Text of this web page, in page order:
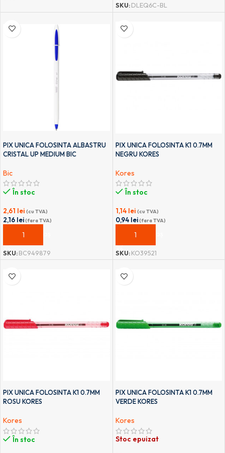
SKU:DLEQ6C-BL
PIX UNICA FOLOSINTA ALBASTRU
CRISTAL UP MEDIUM BIC
Bic
În stoc
2,61 lei (cu TVA)
2,16 lei(fara TVA)
ADAUGĂ ÎN COȘ
SKU:BC949879
PIX UNICA FOLOSINTA K1 0.7MM
NEGRU KORES
Kores
În stoc
1,14 lei (cu TVA)
0,94 lei(fara TVA)
ADAUGĂ ÎN COȘ
SKU:KO39521
PIX UNICA FOLOSINTA K1 0.7MM
ROSU KORES
Kores
În stoc
PIX UNICA FOLOSINTA K1 0.7MM
VERDE KORES
Kores
Stoc epuizat